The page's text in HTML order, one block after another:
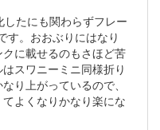
たにも関わらずフレー
す。おおぶりにはなり
に載せるのもさほど苦
スワニーミニ同様折り
り上がっているので、
よくなりかなり楽にな